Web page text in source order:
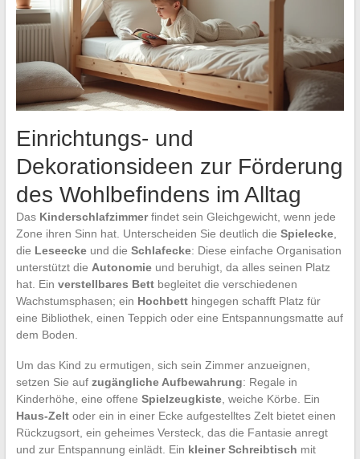
Einrichtungs- und
Dekorationsideen zur Förderung
des Wohlbefindens im Alltag
Das Kinderschlafzimmerfindet sein Gleichgewicht, wenn jede
Zone ihren Sinn hat. Unterscheiden Sie deutlich die Spielecke,
die Leseeckeund die Schlafecke: Diese einfache Organisation
unterstützt die Autonomieund beruhigt, da alles seinen Platz
hat. Ein verstellbares Bettbegleitet die verschiedenen
Wachstumsphasen; ein Hochbetthingegen schafft Platz für
eine Bibliothek, einen Teppich oder eine Entspannungsmatte auf
dem Boden.
Um das Kind zu ermutigen, sich sein Zimmer anzueignen,
setzen Sie auf zugängliche Aufbewahrung: Regale in
Kinderhöhe, eine offene Spielzeugkiste, weiche Körbe. Ein
Haus-Zeltoder ein in einer Ecke aufgestelltes Zelt bietet einen
Rückzugsort, ein geheimes Versteck, das die Fantasie anregt
und zur Entspannung einlädt. Ein kleiner Schreibtisch mit